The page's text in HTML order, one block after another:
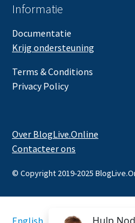
Informatie
Documentatie
Krijg ondersteuning
Terms & Conditions
Privacy Policy
Over BlogLive.Online
Contacteer ons
© Copyright 2019-2025
English